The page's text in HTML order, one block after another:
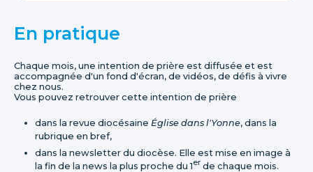
En pratique
Chaque mois, une intention de prière est diffusée et est
accompagnée d'un fond d'écran, de vidéos, de défis à vivre
chez nous.
Vous pouvez retrouver cette intention de prière
dans la revue diocésaine Église dans l'Yonne, dans la
rubrique en bref,
dans la newsletter du diocèse. Elle est mise en image à
la fin de la news la plus proche du 1er de chaque mois.